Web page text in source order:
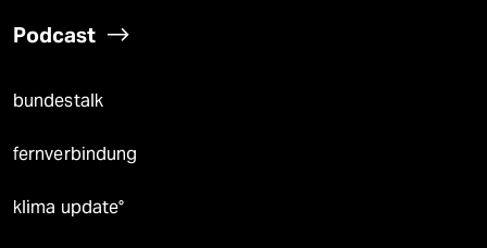
Podcast
bundestalk
fernverbindung
klima update°